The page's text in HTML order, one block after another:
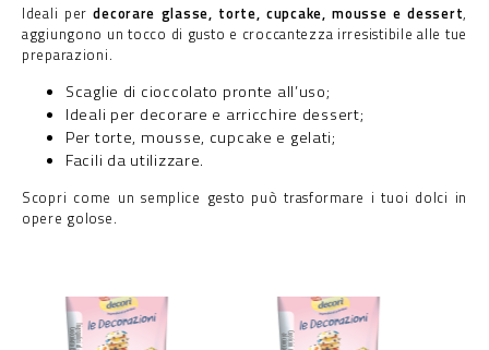
Ideali perdecorare glasse, torte, cupcake, mousse e dessert,
aggiungono un tocco di gusto e croccantezza irresistibile alle tue
preparazioni.
Scaglie di cioccolato pronte all’uso;
Ideali per decorare e arricchire dessert;
Per torte, mousse, cupcake e gelati;
Facili da utilizzare.
Scopri come un semplice gesto può trasformare i tuoi dolci in
opere golose.